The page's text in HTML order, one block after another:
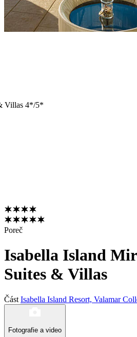
Villas 4*/5*
Poreč
Isabella Island
Suites & Villas
Část Isabella Island Resort, Valamar
Fotografie a video